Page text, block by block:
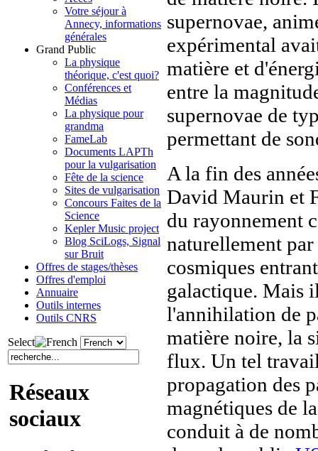
Votre séjour à
Annecy, informations
générales
Grand Public
La physique
théorique, c'est quoi?
Conférences et
Médias
La physique pour
grandma
FameLab
Documents LAPTh
pour la vulgarisation
Fête de la science
Sites de vulgarisation
Concours Faites de la
Science
Kepler Music project
Blog SciLogs, Signal
sur Bruit
Offres de stages/thèses
Offres d'emploi
Annuaire
Outils internes
Outils CNRS
Select
Réseaux
sociaux
supernovae,
expérimental
matière et
entre la
supernovae de
permettant de
A la fin des
David Maurin et
du rayonnement
naturellement
cosmiques
galactique. Mais
l'annihilation de
matière noire, la
flux. Un tel
propagation des
magnétiques de
conduit à de